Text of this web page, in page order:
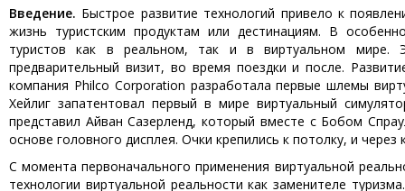
Введение. Быстрое развитие технологий привело к
жизнь туристским продуктам или дестинациям. В
туристов как в реальном, так и в виртуальном мире.
предварительный визит, во время поездки и после.
компания Philco Corporation разработала первые шлемы
Хейлиг запатентовал первый в мире виртуальный
представил Айван Сазерленд, который вместе с Бобом
основе головного дисплея. Очки крепились к потолку, и
С момента первоначального применения виртуальной
технологии виртуальной реальности как заменителе